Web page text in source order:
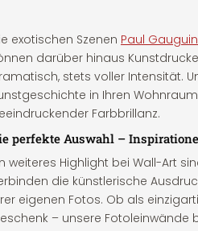
exotischen Szenen Paul
darüber hinaus
stets voller Intensität.
in Ihren
Farbbrillanz.
perfekte Auswahl –
weiteres Highlight bei Wall-Art
die künstlerische
eigenen Fotos. Ob als
– unsere Fotoleinwände